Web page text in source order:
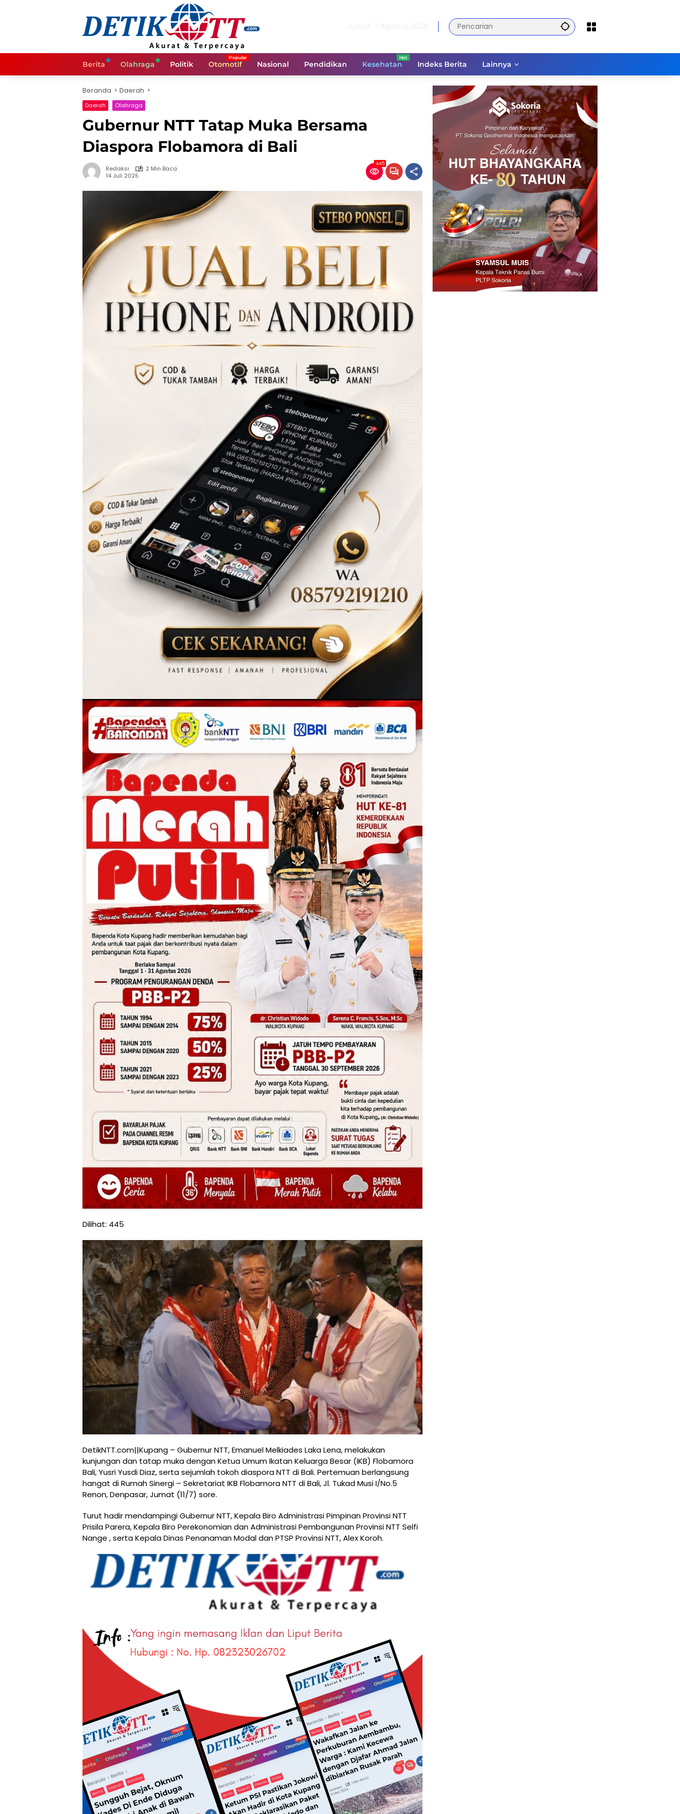
Berita Olahraga Politik Otomotif Nasional Pendidikan Kesehatan Indeks Berita Lainnya
Beranda Daerah
Daerah Olahraga
Gubernur NTT Tatap Muka Bersama
Diaspora Flobamora di Bali
Redaksi
2 Min Baca
14 Juli 2025
445
Dilihat: 445
DetikNTT.com||Kupang – Gubernur NTT, Emanuel Melkiades Laka Lena, melakukan
kunjungan dan tatap muka dengan Ketua Umum Ikatan Keluarga Besar (IKB) Flobamora
Bali, Yusri Yusdi Diaz, serta sejumlah tokoh diaspora NTT di Bali. Pertemuan berlangsung
hangat di Rumah Sinergi – Sekretariat IKB Flobamora NTT di Bali, Jl. Tukad Musi I/No.5
Renon, Denpasar, Jumat (11/7) sore.
Turut hadir mendampingi Gubernur NTT, Kepala Biro Administrasi Pimpinan Provinsi NTT
Prisila Parera, Kepala Biro Perekonomian dan Administrasi Pembangunan Provinsi NTT Selfi
Nange , serta Kepala Dinas Penanaman Modal dan PTSP Provinsi NTT, Alex Koroh.